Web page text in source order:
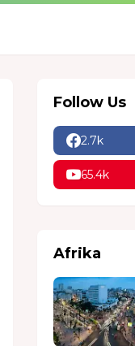
Follow Us
2.7k
65.4k
Afrika